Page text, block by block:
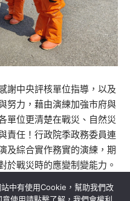
謝中央評核單位指導，以及
努力，藉由演練加強市府與
單位更清楚在戰災、自然災
責任！行政院季政務委員連
及綜合實作務實的演練，期
於戰災時的應變制變能力。
中有使用Cookie，幫助我們改